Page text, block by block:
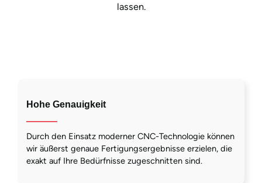
lassen.
Hohe Genauigkeit
Durch den Einsatz moderner CNC-Technologie können
wir äußerst genaue Fertigungsergebnisse erzielen, die
exakt auf Ihre Bedürfnisse zugeschnitten sind.